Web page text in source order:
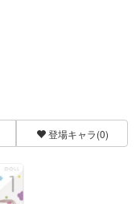
登場キャラ(0)